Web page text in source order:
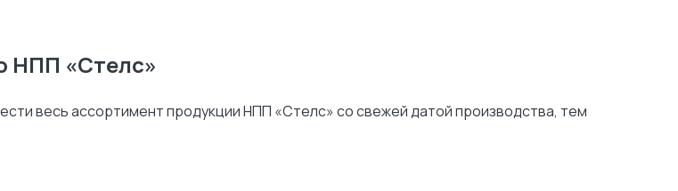
НПП «Стелс»
весь ассортимент продукции НПП «Стелс» со свежей датой производства, тем